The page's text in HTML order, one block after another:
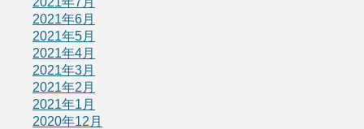
2021年6月
2021年5月
2021年4月
2021年3月
2021年2月
2021年1月
2020年12月